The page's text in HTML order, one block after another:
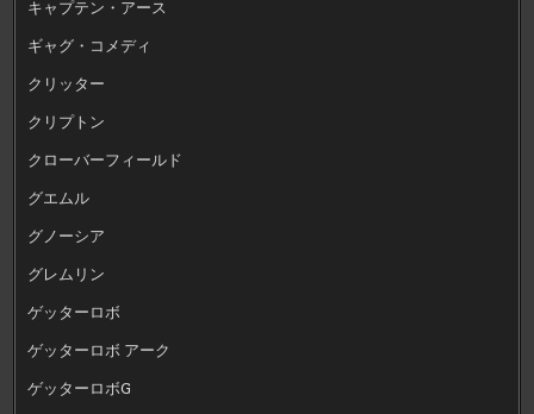
キャプテン・アース
ギャグ・コメディ
クリッター
クリプトン
クローバーフィールド
グエムル
グノーシア
グレムリン
ゲッターロボ
ゲッターロボ アーク
ゲッターロボG